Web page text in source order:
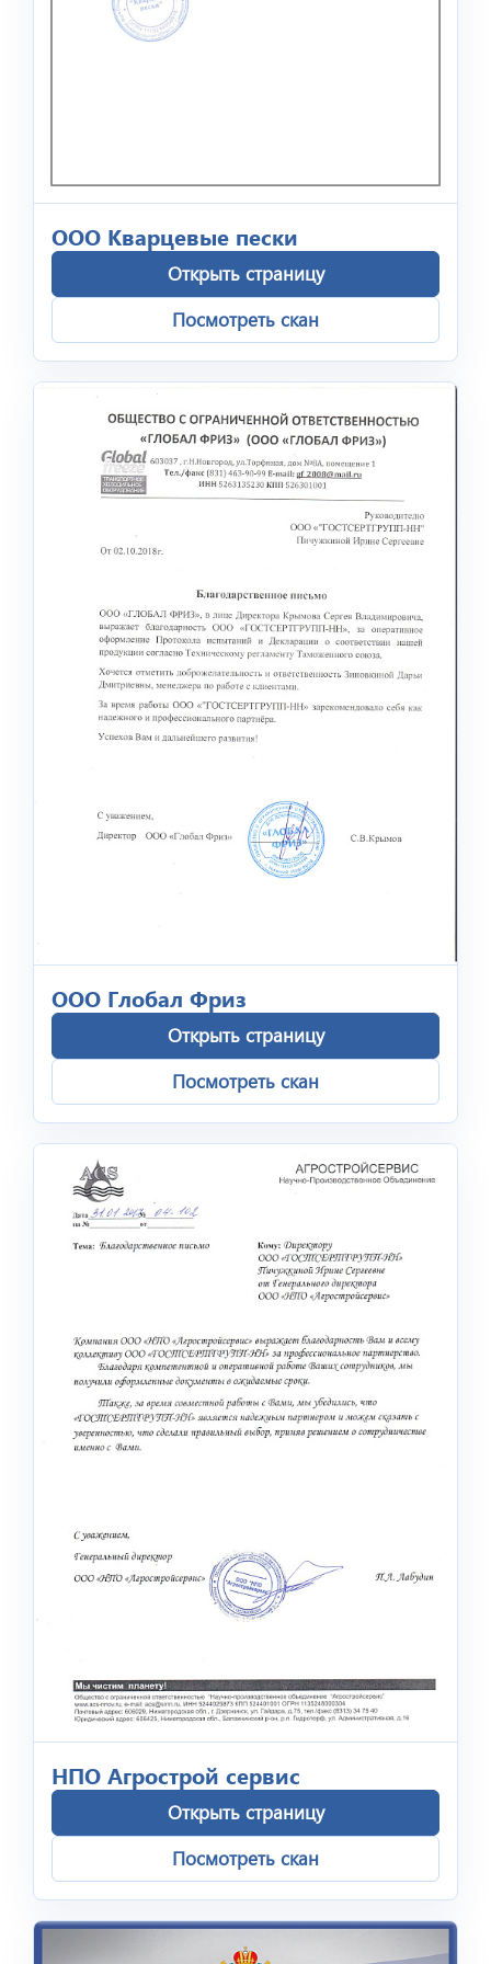
ООО Кварцевые пески
Открыть страницу
Посмотреть скан
ООО Глобал Фриз
Открыть страницу
Посмотреть скан
НПО Агрострой сервис
Открыть страницу
Посмотреть скан